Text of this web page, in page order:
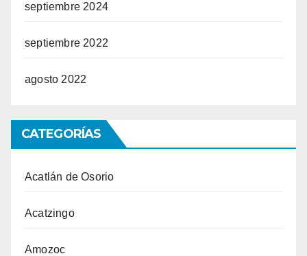
septiembre 2024
septiembre 2022
agosto 2022
CATEGORÍAS
Acatlán de Osorio
Acatzingo
Amozoc